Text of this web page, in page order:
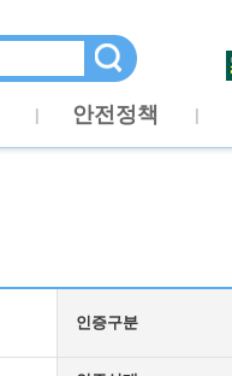
안전정책
인증구분